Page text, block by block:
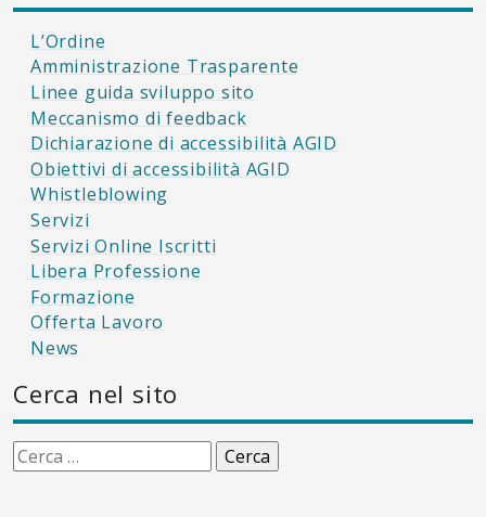
L’Ordine
Amministrazione Trasparente
Linee guida sviluppo sito
Meccanismo di feedback
Dichiarazione di accessibilità AGID
Obiettivi di accessibilità AGID
Whistleblowing
Servizi
Servizi Online Iscritti
Libera Professione
Formazione
Offerta Lavoro
News
Cerca nel sito
Ricerca
per: